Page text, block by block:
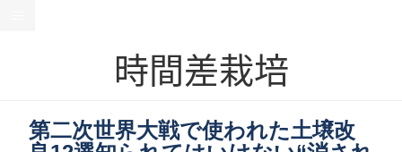
時間差栽培
第二次世界大戦で使われた土壌改